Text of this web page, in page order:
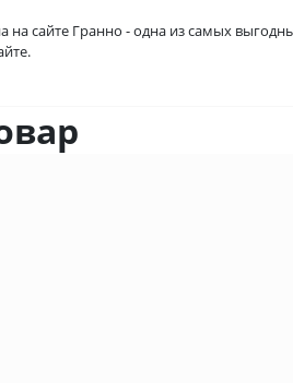
на сайте Гранно - одна из самых